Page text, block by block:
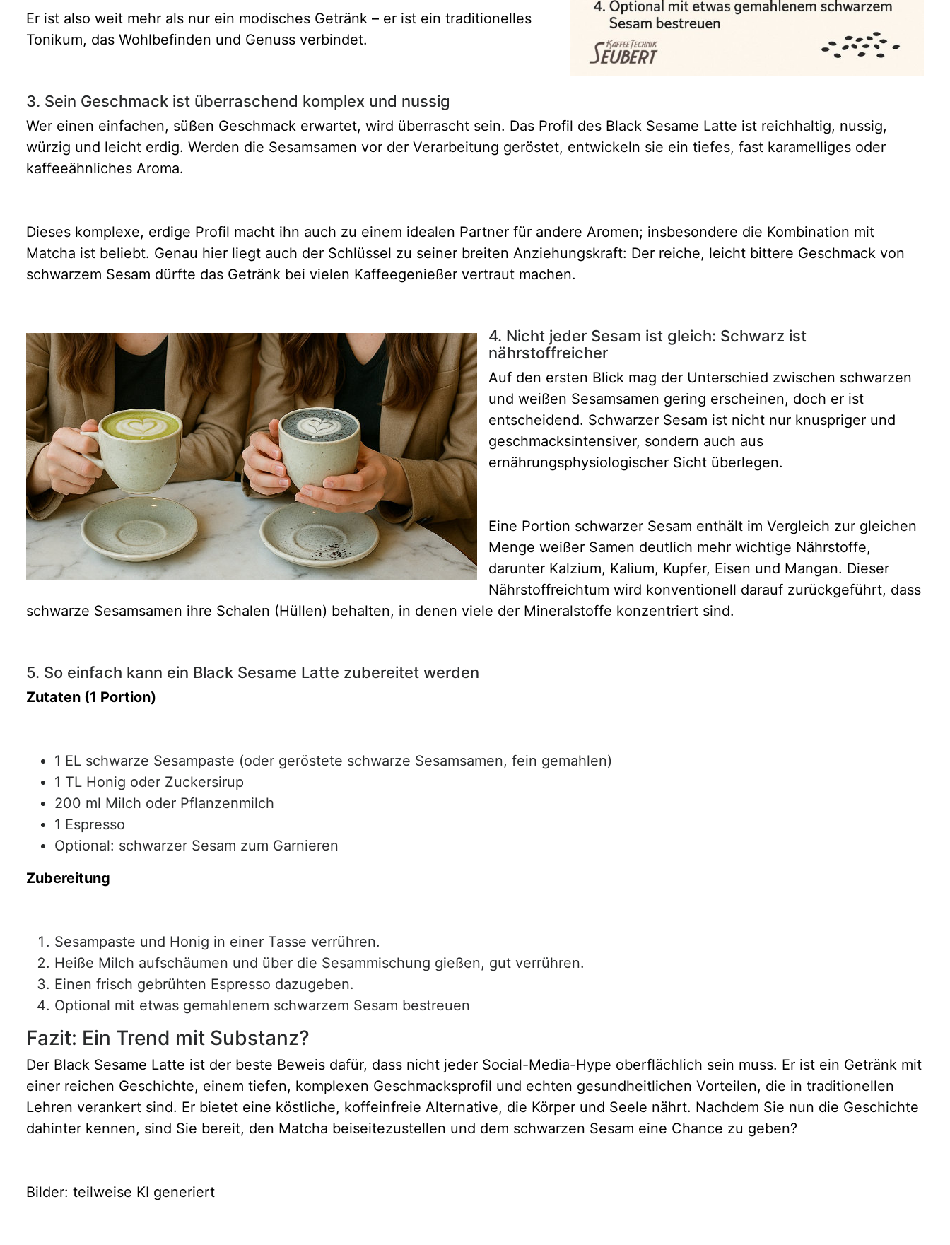
Er ist also weit mehr als nur ein modisches Getränk – er ist ein traditionelles
Tonikum, das Wohlbefinden und Genuss verbindet.
3. Sein Geschmack ist überraschend komplex und nussig
Wer einen einfachen, süßen Geschmack erwartet, wird überrascht sein. Das Profil des Black Sesame Latte ist reichhaltig, nussig,
würzig und leicht erdig. Werden die Sesamsamen vor der Verarbeitung geröstet, entwickeln sie ein tiefes, fast karamelliges oder
kaffeeähnliches Aroma.
Dieses komplexe, erdige Profil macht ihn auch zu einem idealen Partner für andere Aromen; insbesondere die Kombination mit
Matcha ist beliebt. Genau hier liegt auch der Schlüssel zu seiner breiten Anziehungskraft: Der reiche, leicht bittere Geschmack von
schwarzem Sesam dürfte das Getränk bei vielen Kaffeegenießer vertraut machen.
4. Nicht jeder Sesam ist gleich: Schwarz ist
nährstoffreicher
Auf den ersten Blick mag der Unterschied zwischen schwarzen
und weißen Sesamsamen gering erscheinen, doch er ist
entscheidend. Schwarzer Sesam ist nicht nur knuspriger und
geschmacksintensiver, sondern auch aus
ernährungsphysiologischer Sicht überlegen.
Eine Portion schwarzer Sesam enthält im Vergleich zur gleichen
Menge weißer Samen deutlich mehr wichtige Nährstoffe,
darunter Kalzium, Kalium, Kupfer, Eisen und Mangan. Dieser
Nährstoffreichtum wird konventionell darauf zurückgeführt, dass
schwarze Sesamsamen ihre Schalen (Hüllen) behalten, in denen viele der Mineralstoffe konzentriert sind.
5. So einfach kann ein Black Sesame Latte zubereitet werden
Zutaten (1 Portion)
1 EL schwarze Sesampaste (oder geröstete schwarze Sesamsamen, fein gemahlen)
1 TL Honig oder Zuckersirup
200 ml Milch oder Pflanzenmilch
1 Espresso
Optional: schwarzer Sesam zum Garnieren
Zubereitung
Sesampaste und Honig in einer Tasse verrühren.
Heiße Milch aufschäumen und über die Sesammischung gießen, gut verrühren.
Einen frisch gebrühten Espresso dazugeben.
Optional mit etwas gemahlenem schwarzem Sesam bestreuen
Fazit: Ein Trend mit Substanz?
Der Black Sesame Latte ist der beste Beweis dafür, dass nicht jeder Social-Media-Hype oberflächlich sein muss. Er ist ein Getränk mit
einer reichen Geschichte, einem tiefen, komplexen Geschmacksprofil und echten gesundheitlichen Vorteilen, die in traditionellen
Lehren verankert sind. Er bietet eine köstliche, koffeinfreie Alternative, die Körper und Seele nährt. Nachdem Sie nun die Geschichte
dahinter kennen, sind Sie bereit, den Matcha beiseitezustellen und dem schwarzen Sesam eine Chance zu geben?
Bilder: teilweise KI generiert